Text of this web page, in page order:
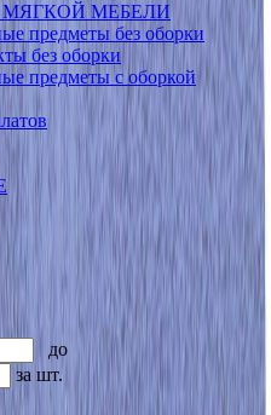
МЕБЕЛИ
предметы без оборки
без оборки
предметы с оборкой
до
за шт.